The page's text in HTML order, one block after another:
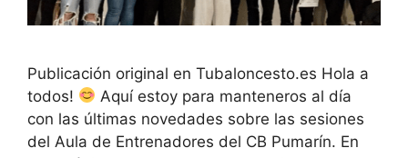
Publicación original en Tubaloncesto.es Hola a
todos!
Aquí estoy para manteneros al día
con las últimas novedades sobre las sesiones
del Aula de Entrenadores del CB Pumarín. En